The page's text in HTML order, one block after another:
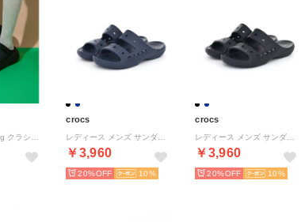
crocs
￥3,960
20% 10
crocs
￥3,960
20% 10